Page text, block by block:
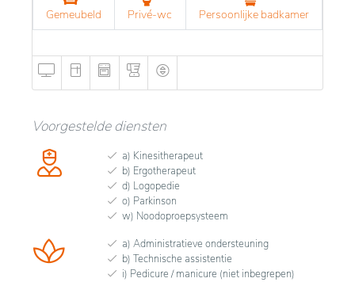
Gemeubeld Privé-wc Persoonlijke badkamer
Voorgestelde diensten
a) Kinesitherapeut
b) Ergotherapeut
d) Logopedie
o) Parkinson
w) Noodoproepsysteem
a) Administratieve ondersteuning
b) Technische assistentie
i) Pedicure / manicure (niet inbegrepen)